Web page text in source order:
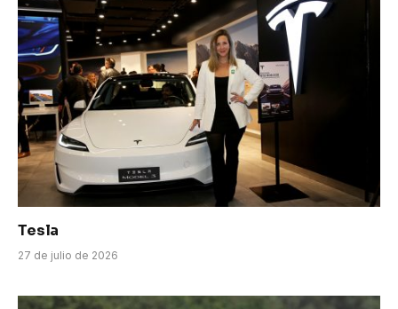
Tesla
27 de julio de 2026